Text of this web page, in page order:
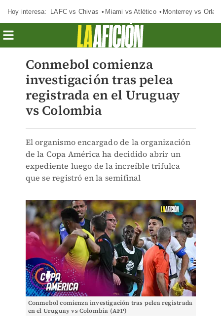
Hoy interesa: LAFC vs Chivas Miami vs Atlético Monterrey vs
Conmebol comienza
investigación tras pelea
registrada en el Uruguay
vs Colombia
El organismo encargado de la organización
de la Copa América ha decidido abrir un
expediente luego de la increíble trifulca
que se registró en la semifinal
Conmebol comienza investigación tras pelea registrada
en el Uruguay vs Colombia (AFP)